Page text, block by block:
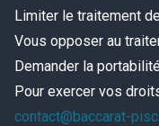
Limiter le traitement
Vous opposer au
Demander la
Pour exercer vos
contact@baccarat-